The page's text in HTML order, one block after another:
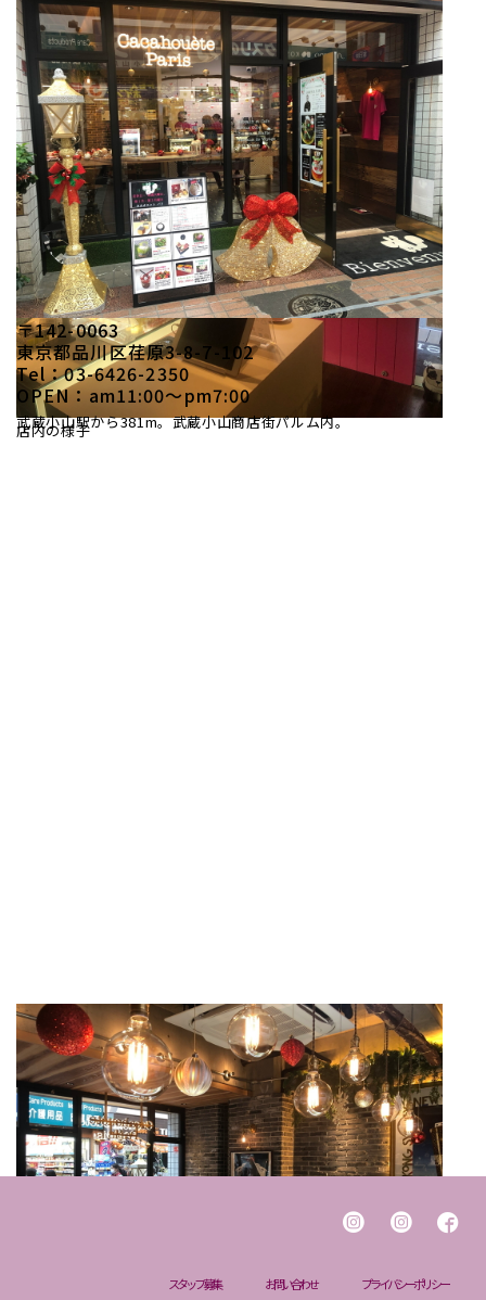
店内の様子
〒142-0063
東京都品川区荏原3-8-7-102
Tel：03-6426-2350
OPEN：am11:00〜pm7:00
武蔵小山駅から381m。武蔵小山商店街パルム内。
スタッフ募集 お問い合わせ プライバシーポリシー